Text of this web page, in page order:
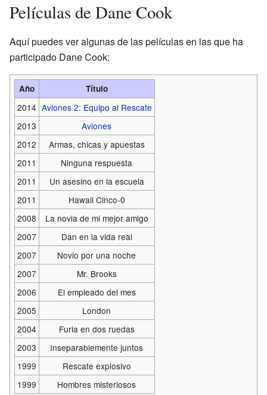
Películas de Dane Cook
Aquí puedes ver algunas de las películas en las que ha
participado Dane Cook:
Año Título
2014 Aviones 2: Equipo al Rescate
2013
Aviones
2012
Armas, chicas y apuestas
2011
Ninguna respuesta
2011
Un asesino en la escuela
2011
Hawaii Cinco-0
2008
La novia de mi mejor amigo
2007
Dan en la vida real
2007
Novio por una noche
2007
Mr. Brooks
2006
El empleado del mes
2005
London
2004
Furia en dos ruedas
2003
Inseparablemente juntos
1999
Rescate explosivo
1999
Hombres misteriosos